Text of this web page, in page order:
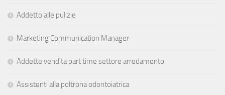
Addetto alle pulizie
Marketing Communication Manager
Addette vendita part time settore arredamento
Assistenti alla poltrona odontoiatrica